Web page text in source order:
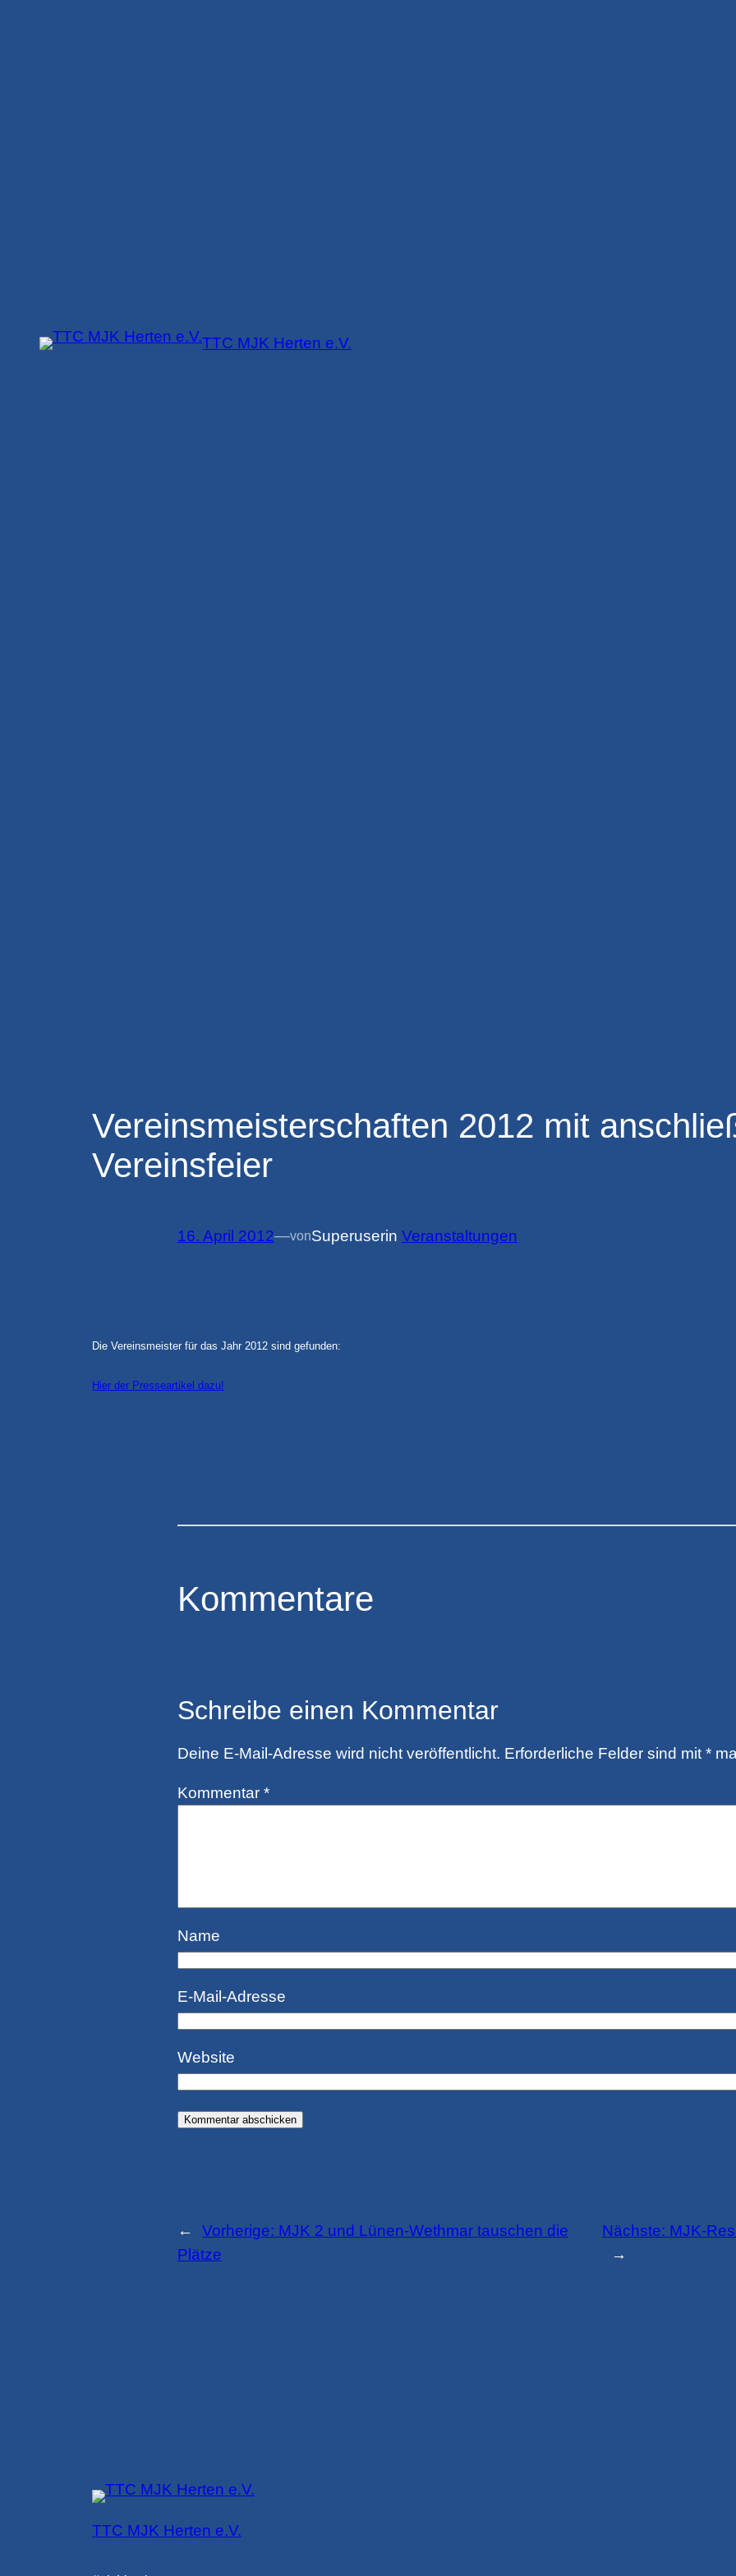
TTC MJK Herten e.V.
Vereinsmeisterschaften 2012 mit
Vereinsfeier
16. April 2012—vonSuperuserin Veranstaltungen
Die Vereinsmeister für das Jahr 2012 sind gefunden:
Hier der Presseartikel dazu!
Kommentare
Schreibe einen Kommentar
Deine E-Mail-Adresse wird nicht veröffentlicht. Erforderliche Felder sind mit *
Kommentar *
Name
E-Mail-Adresse
Website
← Vorherige: MJK 2 und Lünen-Wethmar tauschen die
Plätze
Nächste: MJK-
→
TTC MJK Herten e.V.